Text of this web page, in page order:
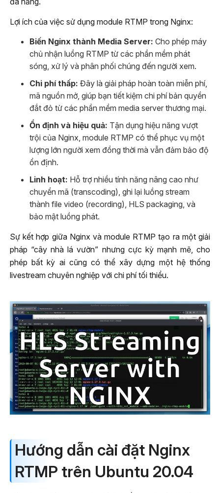
Lợi ích của việc sử dụng module RTMP trong Nginx:
Biến Nginx thành Media Server: Cho phép máy
chủ nhận luồng RTMP từ các phần mềm phát
sóng, xử lý và phân phối chúng đến người xem.
Chi phí thấp: Đây là giải pháp hoàn toàn miễn phí,
mã nguồn mở, giúp bạn tiết kiệm chi phí bản quyền
đắt đỏ từ các phần mềm media server thương mại.
Ổn định và hiệu quả: Tận dụng hiệu năng vượt
trội của Nginx, module RTMP có thể phục vụ một
lượng lớn người xem đồng thời mà vẫn đảm bảo độ
ổn định.
Linh hoạt: Hỗ trợ nhiều tính năng nâng cao như
chuyển mã (transcoding), ghi lại luồng stream
thành file video (recording), HLS packaging, và
bảo mật luồng phát.
Sự kết hợp giữa Nginx và module RTMP tạo ra một giải
pháp “cây nhà lá vườn” nhưng cực kỳ mạnh mẽ, cho
phép bất kỳ ai cũng có thể xây dựng một hệ thống
livestream chuyên nghiệp với chi phí tối thiểu.
Hướng dẫn cài đặt Nginx
RTMP trên Ubuntu 20.04